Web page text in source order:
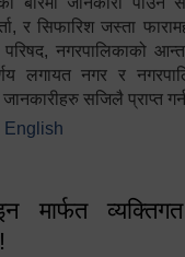
र सिफारिश जस्ता
नगरपालिकाको
लगायत नगर र
जानकारीहरु सजिलै प्राप्त
स्वागतम!!!
English
मार्फत